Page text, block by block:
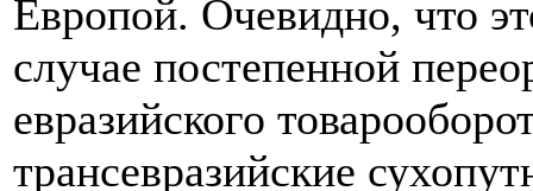
Европой. Очевидно, что
случае постепенной
евразийского
трансевразийские